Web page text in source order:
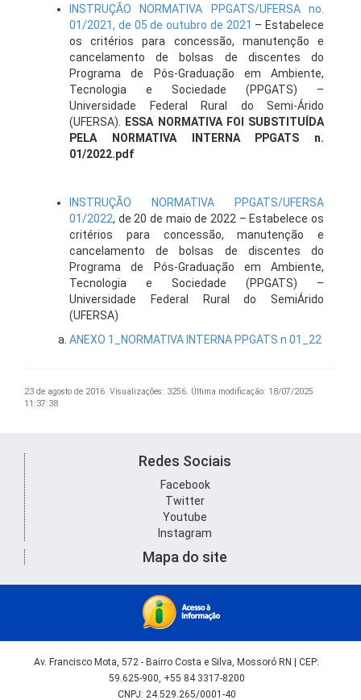
INSTRUÇÃO NORMATIVA PPGATS/UFERSA no.
01/2021, de 05 de outubro de 2021 – Estabelece
os critérios para concessão, manutenção e
cancelamento de bolsas de discentes do
Programa de Pós-Graduação em Ambiente,
Tecnologia e Sociedade (PPGATS) –
Universidade Federal Rural do Semi-Árido
(UFERSA).
ESSA NORMATIVA FOI SUBSTITUÍDA
PELA NORMATIVA INTERNA PPGATS n.
01/2022.pdf
INSTRUÇÃO NORMATIVA PPGATS/UFERSA
01/2022, de 20 de maio de 2022 – Estabelece os
critérios para concessão, manutenção e
cancelamento de bolsas de discentes do
Programa de Pós-Graduação em Ambiente,
Tecnologia e Sociedade (PPGATS) –
Universidade Federal Rural do SemiÁrido
(UFERSA)
ANEXO 1_NORMATIVA INTERNA PPGATS n 01_22
23 de agosto de 2016. Visualizações: 3256. Última modificação: 18/07/2025
11:37:38
Redes Sociais
Facebook
Twitter
Youtube
Instagram
Mapa do site
Av. Francisco Mota, 572 - Bairro Costa e Silva, Mossoró RN | CEP:
59.625-900, +55 84 3317-8200
CNPJ: 24.529.265/0001-40